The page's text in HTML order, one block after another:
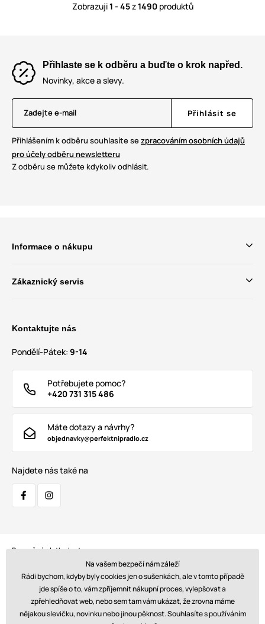
Zobrazuji1 - 45z1490produktů
Přihlaste se k odběru a buďte o krok napřed.
Novinky, akce a slevy.
Zadejte e-mail Přihlásit se
Přihlášením k odběru souhlasíte sezpracováním osobních údajů
pro účely odběru newsletteru
Z odběru se můžete kdykoliv odhlásit.
Informace o nákupu
Zákaznický servis
Kontaktujte nás
Pondělí-Pátek: 9-14
Potřebujete pomoc?
+420 731 315 486
Máte dotazy a návrhy?
objednavky@perfektnipradlo.cz
Najdete nás také na
Bezpečná platba kartou:
Doprava:
Na vašem bezpečí nám záleží
Rádi bychom, kdyby byly cookies jen o sušenkách, ale v tomto případě
jde spíše o to, vám zpříjemnit nákupní proces, vylepšovat a
zpřehledňovat web, nebo sem tam vám ukázat, že zrovna máme
nějakou slevičku, novinku nebo jinou pěknost. Souhlasíte s používáním